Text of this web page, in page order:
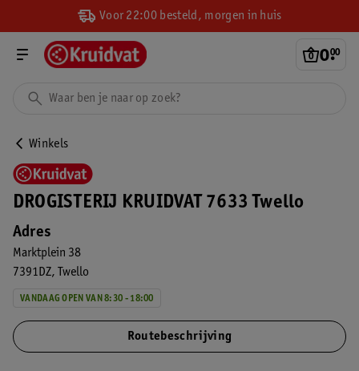
Voor 22:00 besteld, morgen in huis
0.
00
Winkels
DROGISTERIJ KRUIDVAT 7633 Twello
Adres
Marktplein 38
7391DZ
Twello
VANDAAG OPEN VAN 8:30 - 18:00
Routebeschrijving